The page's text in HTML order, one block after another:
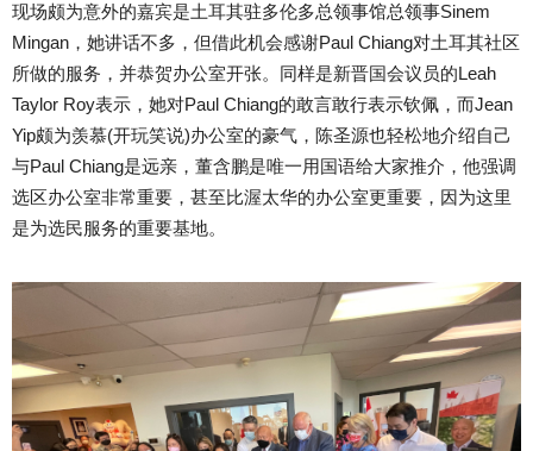
现场颇为意外的嘉宾是土耳其驻多伦多总领事馆总领事Sinem
Mingan，她讲话不多，但借此机会感谢Paul Chiang对土耳其社区
所做的服务，并恭贺办公室开张。同样是新晋国会议员的Leah
Taylor Roy表示，她对Paul Chiang的敢言敢行表示钦佩，而Jean
Yip颇为羡慕(开玩笑说)办公室的豪气，陈圣源也轻松地介绍自己
与Paul Chiang是远亲，董含鹏是唯一用国语给大家推介，他强调
选区办公室非常重要，甚至比渥太华的办公室更重要，因为这里
是为选民服务的重要基地。